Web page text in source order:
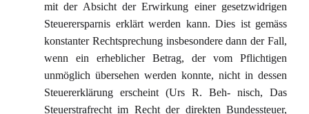
mit der Absicht der Erwirkung einer gesetzwidrigen
Steuerersparnis erklärt werden kann. Dies ist gemäss
konstanter Rechtsprechung insbesondere dann der Fall,
wenn ein erheblicher Betrag, der vom Pflichtigen
unmöglich übersehen werden konnte, nicht in dessen
Steuererklärung erscheint (Urs R. Beh- nisch, Das
Steuerstrafrecht im Recht der direkten Bundessteuer,